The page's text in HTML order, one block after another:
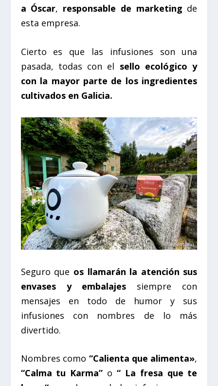
a Óscar, responsable de marketing de
esta empresa.
Cierto es que las infusiones son una
pasada, todas con el sello ecológico y
con la mayor parte de los ingredientes
cultivados en Galicia.
Seguro que os llamarán la atención sus
envases y embalajes siempre con
mensajes en todo de humor y sus
infusiones con nombres de lo más
divertido.
Nombres como “Calienta que alimenta»,
“Calma tu Karma” o “ La fresa que te